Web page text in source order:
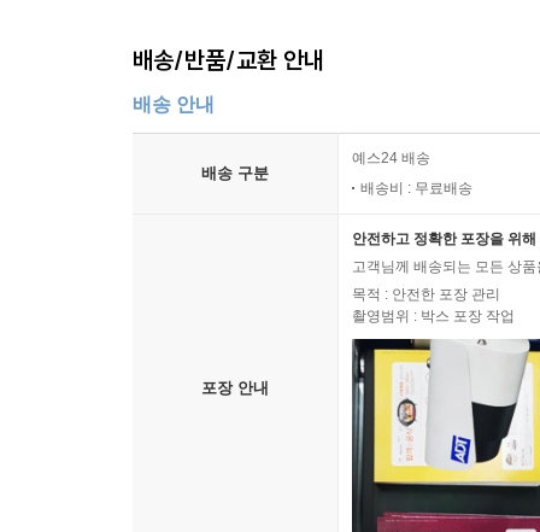
배송/반품/교환 안내
배송 안내
배송 구분
예스24 배송
배송비 : 무료배송
포장 안내
안전하고 정확한 포장을 위
고객님께 배송되는 모든 상
목적 : 안전한 포장 관리
촬영범위 : 박스 포장 작업